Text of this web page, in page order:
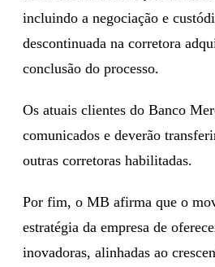
incluindo a negociação e
descontinuada na corretora
conclusão do processo.
Os atuais clientes do Banco
comunicados e deverão
outras corretoras habilitadas.
Por fim, o MB afirma que o
estratégia da empresa de
inovadoras, alinhadas ao